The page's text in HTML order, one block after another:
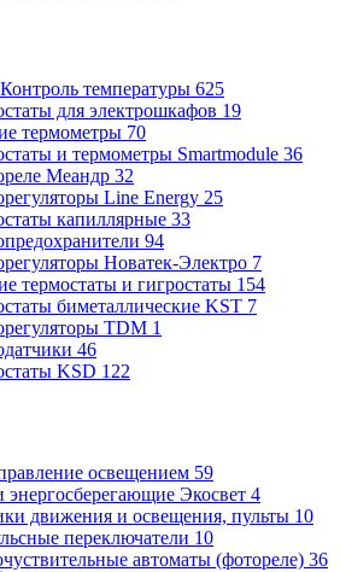
Контроль температуры 625
для электрошкафов 19
термометры 70
и термометры Smartmodule 36
Меандр 32
Line Energy 25
капиллярные 33
94
Новатек-Электро 7
термостаты и гигростаты 154
биметаллические KST 7
TDM 1
46
KSD 122
освещением 59
энергосберегающие Экосвет 4
движения и освещения, пульты 10
переключатели 10
автоматы (фотореле) 36